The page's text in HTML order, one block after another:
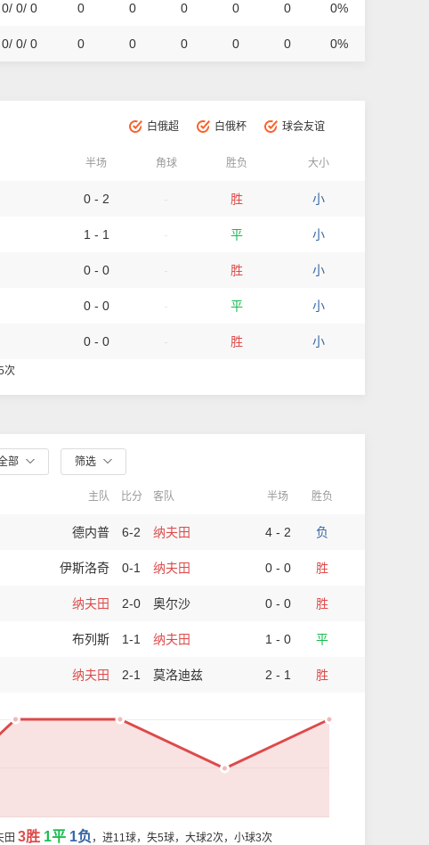
0/ 0/ 0 0 0 0 0 0 0%
0/ 0/ 0 0 0 0 0 0 0%
白俄超 白俄杯 球会友谊
半场 角球 胜负 大小
0 - 2 胜 小
1 - 1 平 小
0 - 0 胜 小
0 - 0 平 小
0 - 0 胜 小
次
部 筛选
主队 比分 客队 半场 胜负
德内普 6-2 纳夫田 4 - 2 负
伊斯洛奇 0-1 纳夫田 0 - 0 胜
纳夫田 2-0 奥尔沙 0 - 0 胜
布列斯 1-1 纳夫田 1 - 0 平
纳夫田 2-1 莫洛迪兹 2 - 1 胜
田 3胜 1平 1负 ，进11球，失5球，大球2次，小球3次